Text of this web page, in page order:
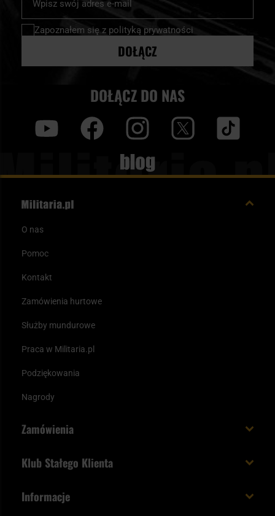
nasz
newsletter:
Zapoznałem się z polityką prywatności
DOŁĄCZ
DOŁĄCZ DO NAS
Blog
O nas
Pomoc
Kontakt
Zamówienia hurtowe
Służby mundurowe
Praca w Militaria.pl
Podziękowania
Nagrody
Zamówienia
Paczka w weekend
Klub Stałego Klienta
Informacje